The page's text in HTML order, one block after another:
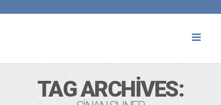
TAG ARCHIVES: